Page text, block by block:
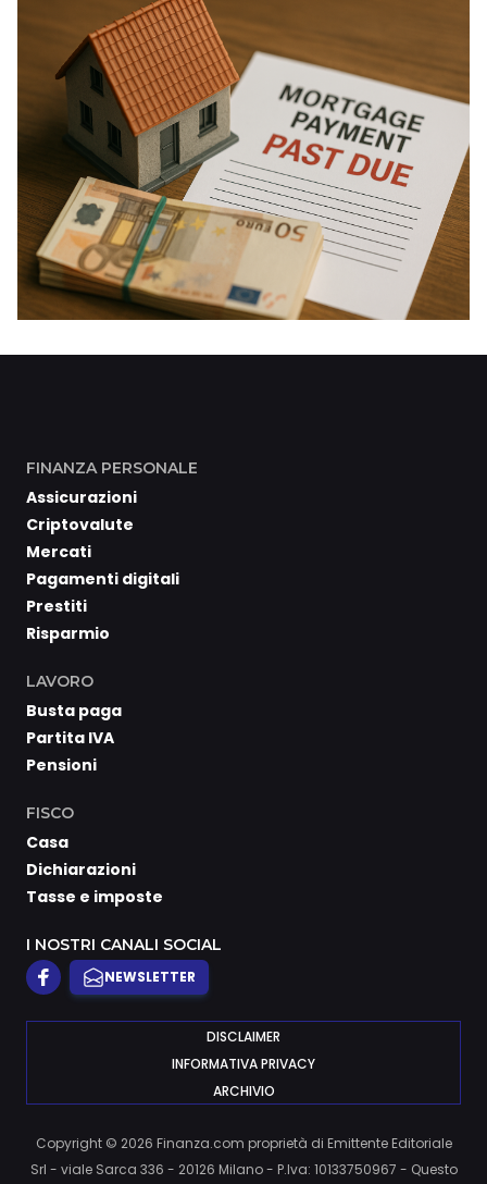
FINANZA PERSONALE
Assicurazioni
Criptovalute
Mercati
Pagamenti digitali
Prestiti
Risparmio
LAVORO
Busta paga
Partita IVA
Pensioni
FISCO
Casa
Dichiarazioni
Tasse e imposte
I NOSTRI CANALI SOCIAL
NEWSLETTER
DISCLAIMER
INFORMATIVA PRIVACY
ARCHIVIO
Copyright © 2026 Finanza.com proprietà di Emittente Editoriale
Srl - viale Sarca 336 - 20126 Milano - P.Iva: 10133750967 - Questo